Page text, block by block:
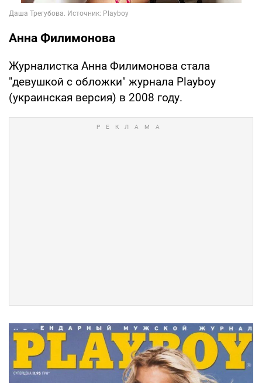
Анна Филимонова
Журналистка Анна Филимонова стала
"девушкой с обложки" журнала Playboy
(украинская версия) в 2008 году.